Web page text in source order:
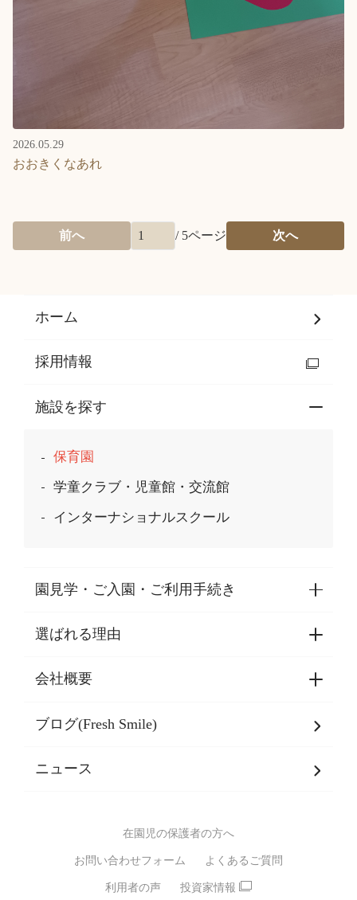
2026.05.29
おおきくなあれ
前へ / 5ページ 次へ
ホーム
採用情報
施設を探す
保育園
学童クラブ・児童館・交流館
インターナショナルスクール
園見学・ご入園・ご利用手続き
園見学・ご入園・ご利用手続き
東京都認証保育所空き状況
選ばれる理由
選ばれる理由一覧
乳児期・幼児期・
バイリンガル保育園
スポーツ保育園
モンテッソーリ式保育園
会社概要
会社概要
SDGsについて
ブログ(Fresh Smile)
ニュース
在園児の保護者の方へ
お問い合わせフォーム よくあるご質問
利用者の声 投資家情報